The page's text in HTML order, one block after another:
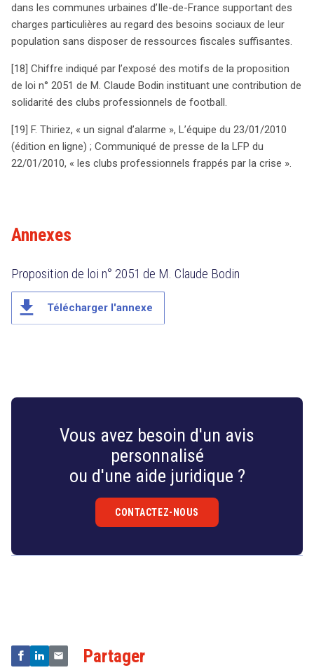
dans les communes urbaines d’Ile-de-France supportant des
charges particulières au regard des besoins sociaux de leur
population sans disposer de ressources fiscales suffisantes.
[18] Chiffre indiqué par l’exposé des motifs de la proposition
de loi n° 2051 de M. Claude Bodin instituant une contribution de
solidarité des clubs professionnels de football.
[19] F. Thiriez, « un signal d’alarme », L’équipe du 23/01/2010
(édition en ligne) ; Communiqué de presse de la LFP du
22/01/2010, « les clubs professionnels frappés par la crise ».
Annexes
Proposition de loi n° 2051 de M. Claude Bodin
file_download Télécharger l'annexe
Vous avez besoin d'un avis
personnalisé
ou d'une aide juridique ?
CONTACTEZ-NOUS
Partager